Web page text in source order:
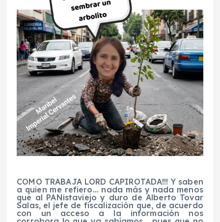
COMO TRABAJA LORD CAPIROTADA!!! Y saben
a quien me refiero… nada más y nada menos
que al PANistaviejo y duro de Alberto Tovar
Salas, el jefe de fiscalización que, de acuerdo
con un acceso a la información nos